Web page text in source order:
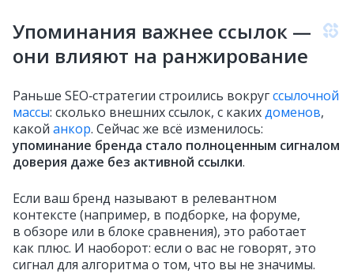
Упоминания важнее ссылок —
они влияют на ранжирование
Раньше SEO‑стратегии строились вокругссылочной
массы: сколько внешних ссылок, с какихдоменов,
какой анкор. Сейчас же всё изменилось:
упоминание бренда стало полноценным сигналом
доверия даже без активной ссылки.
Если ваш бренд называют в релевантном
контексте (например, в подборке, на форуме,
в обзоре или в блоке сравнения), это работает
как плюс. И наоборот: если о вас не говорят, это
сигнал для алгоритма о том, что вы не значимы.